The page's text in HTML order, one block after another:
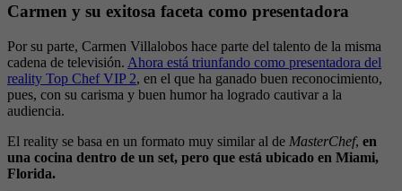
Carmen y su exitosa faceta como presentadora
Por su parte, Carmen Villalobos hace parte del talento de la misma
cadena de televisión. Ahora está triunfando como presentadora del
reality Top Chef VIP 2, en el que ha ganado buen reconocimiento,
pues, con su carisma y buen humor ha logrado cautivar a la
audiencia.
El reality se basa en un formato muy similar al de MasterChef, en
una cocina dentro de un set, pero que está ubicado en Miami,
Florida.